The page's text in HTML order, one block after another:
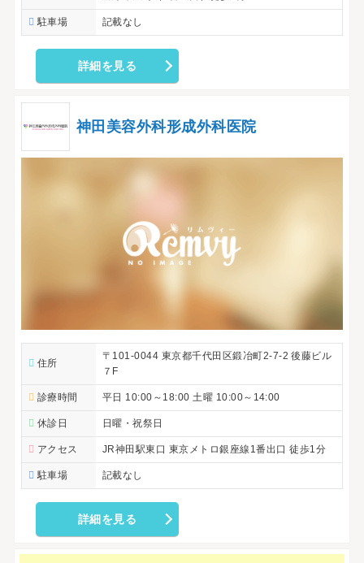
駐車場 記載なし
詳細を見る
神田美容外科形成外科医院
住所
〒101-0044 東京都千代田区鍛冶町2-7-2 後藤ビル
７F
診療時間 平日 10:00～18:00 土曜 10:00～14:00
休診日 日曜・祝祭日
アクセス JR神田駅東口 東京メトロ銀座線1番出口 徒歩1分
駐車場 記載なし
詳細を見る